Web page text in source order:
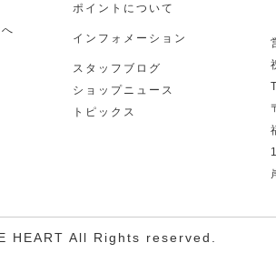
ポイントについて
インフォメーション
スタッフブログ
ショップニュース
トピックス
HEART All Rights reserved.